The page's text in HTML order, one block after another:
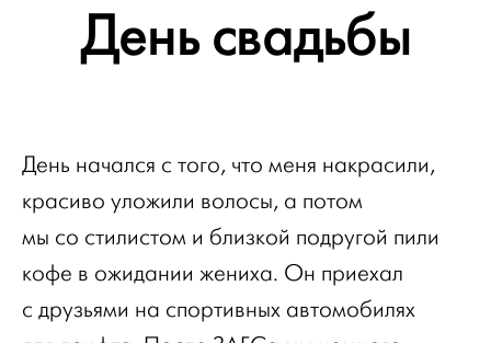
День свадьбы
День начался с того, что меня накрасили,
красиво уложили волосы, а потом
мы со стилистом и близкой подругой пили
кофе в ожидании жениха. Он приехал
с друзьями на спортивных автомобилях